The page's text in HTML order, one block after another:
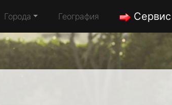
Города География Сервис